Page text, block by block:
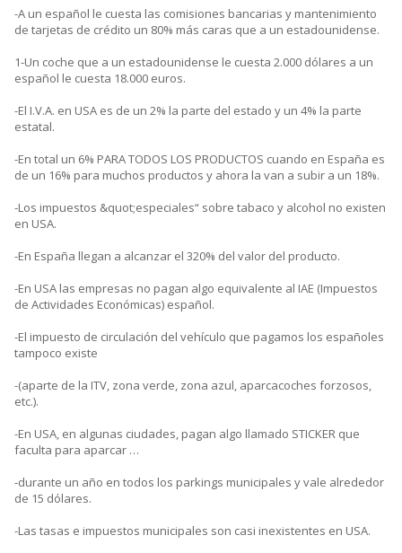
-A un español le cuesta las comisiones bancarias y mantenimiento
de tarjetas de crédito un 80% más caras que a un estadounidense.
1-Un coche que a un estadounidense le cuesta 2.000 dólares a un
español le cuesta 18.000 euros.
-El I.V.A. en USA es de un 2% la parte del estado y un 4% la parte
estatal.
-En total un 6% PARA TODOS LOS PRODUCTOS cuando en España es
de un 16% para muchos productos y ahora la van a subir a un 18%.
-Los impuestos &quot;especiales“ sobre tabaco y alcohol no existen
en USA.
-En España llegan a alcanzar el 320% del valor del producto.
-En USA las empresas no pagan algo equivalente al IAE (Impuestos
de Actividades Económicas) español.
-El impuesto de circulación del vehículo que pagamos los españoles
tampoco existe
-(aparte de la ITV, zona verde, zona azul, aparcacoches forzosos,
etc.).
-En USA, en algunas ciudades, pagan algo llamado STICKER que
faculta para aparcar …
-durante un año en todos los parkings municipales y vale alrededor
de 15 dólares.
-Las tasas e impuestos municipales son casi inexistentes en USA.